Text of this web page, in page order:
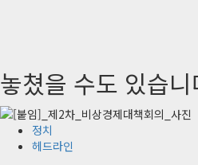
놓쳤을 수도 있습
정치
헤드라인